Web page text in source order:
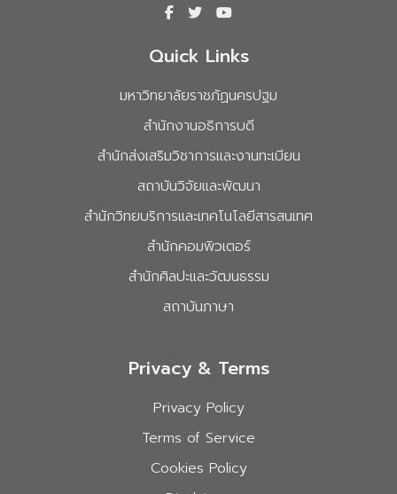
Quick Links
มหาวิทยาลัยราชภัฏนครปฐม
สำนักงานอธิการบดี
สำนักส่งเสริมวิชาการและงานทะเบียน
สถาบันวิจัยและพัฒนา
สำนักวิทยบริการและเทคโนโลยีสารสนเทศ
สำนักคอมพิวเตอร์
สำนักศิลปะและวัฒนธรรม
สถาบันภาษา
Privacy & Terms
Privacy Policy
Terms of Service
Cookies Policy